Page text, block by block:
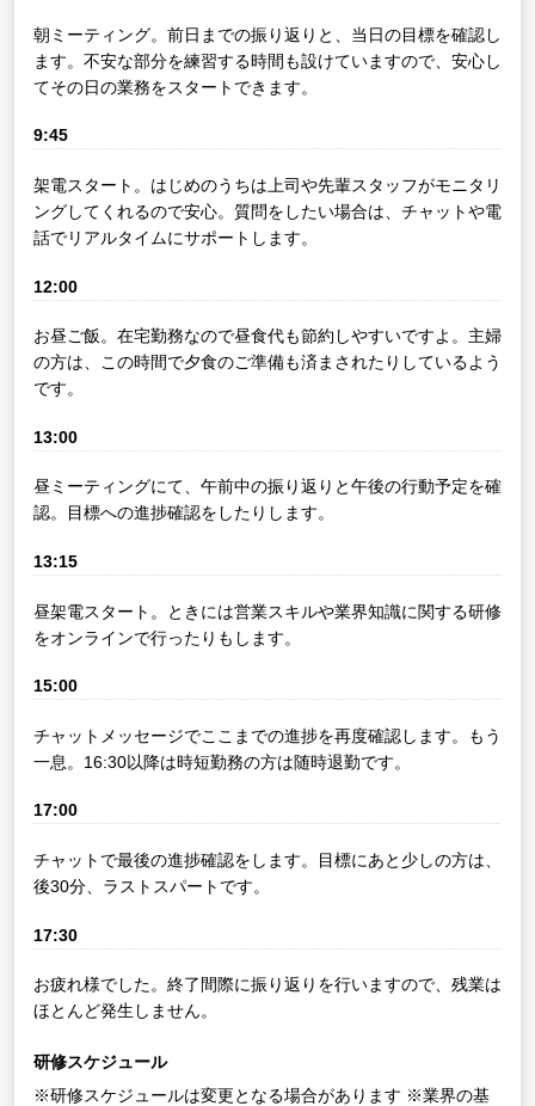
朝ミーティング。前日までの振り返りと、当日の目標を確認し
ます。不安な部分を練習する時間も設けていますので、安心し
てその日の業務をスタートできます。
9:45
架電スタート。はじめのうちは上司や先輩スタッフがモニタリ
ングしてくれるので安心。質問をしたい場合は、チャットや電
話でリアルタイムにサポートします。
12:00
お昼ご飯。在宅勤務なので昼食代も節約しやすいですよ。主婦
の方は、この時間で夕食のご準備も済まされたりしているよう
です。
13:00
昼ミーティングにて、午前中の振り返りと午後の行動予定を確
認。目標への進捗確認をしたりします。
13:15
昼架電スタート。ときには営業スキルや業界知識に関する研修
をオンラインで行ったりもします。
15:00
チャットメッセージでここまでの進捗を再度確認します。もう
一息。16:30以降は時短勤務の方は随時退勤です。
17:00
チャットで最後の進捗確認をします。目標にあと少しの方は、
後30分、ラストスパートです。
17:30
お疲れ様でした。終了間際に振り返りを行いますので、残業は
ほとんど発生しません。
研修スケジュール
※研修スケジュールは変更となる場合があります ※業界の基